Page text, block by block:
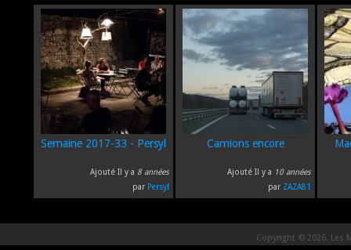
Semaine 2017-33 - Persyl
Ajouté Il y a 8 années
par Persyl
Camions encore
Ajouté Il y a 10 années
par ZAZA81
Copyright © 2026, Les